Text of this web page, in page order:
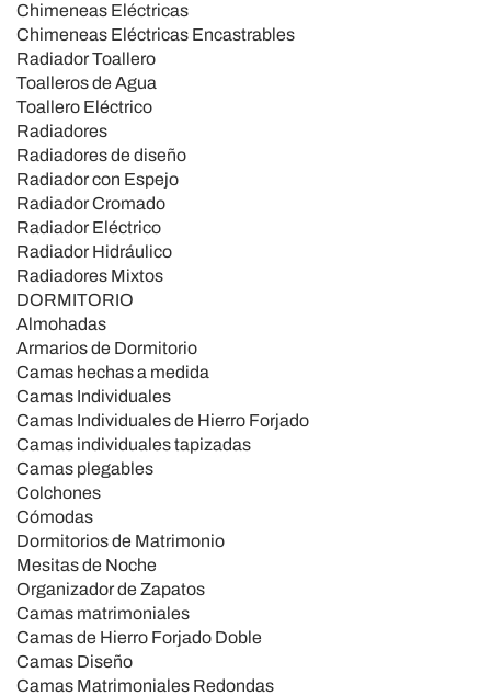
Chimeneas Eléctricas
Chimeneas Eléctricas Encastrables
Radiador Toallero
Toalleros de Agua
Toallero Eléctrico
Radiadores
Radiadores de diseño
Radiador con Espejo
Radiador Cromado
Radiador Eléctrico
Radiador Hidráulico
Radiadores Mixtos
DORMITORIO
Almohadas
Armarios de Dormitorio
Camas hechas a medida
Camas Individuales
Camas Individuales de Hierro Forjado
Camas individuales tapizadas
Camas plegables
Colchones
Cómodas
Dormitorios de Matrimonio
Mesitas de Noche
Organizador de Zapatos
Camas matrimoniales
Camas de Hierro Forjado Doble
Camas Diseño
Camas Matrimoniales Redondas